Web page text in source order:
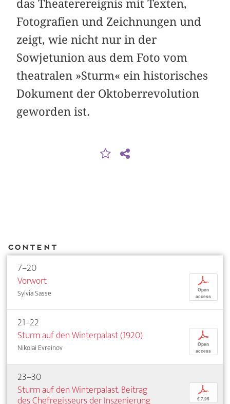
das Theaterereignis mit Texten,
Fotografien und Zeichnungen und
zeigt, wie nicht nur in der
Sowjetunion aus dem Foto vom
theatralen »Sturm« ein historisches
Dokument der Oktober­revolution
geworden ist.
Content
7–20
Vorwort
Sylvia Sasse
p
Open
access
21–22
Sturm auf den Winterpalast (1920)
Nikolai Evreinov
p
Open
access
23–30
Sturm auf den Winterpalast. Beitrag
des Chefregisseurs der Inszenierung
p
€ 7,95